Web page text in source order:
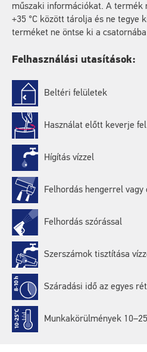
műszaki információkat. A termék
+35 °C között tárolja és ne tegye
terméket ne öntse ki a
Felhasználási utasítások:
Beltéri felületek
Használat előtt keverje fel
Hígítás vízzel
Felhordás hengerrel vagy
Felhordás szórással
Szerszámok tisztítása
Száradási idő az egyes
Munkakörülmények 10–25